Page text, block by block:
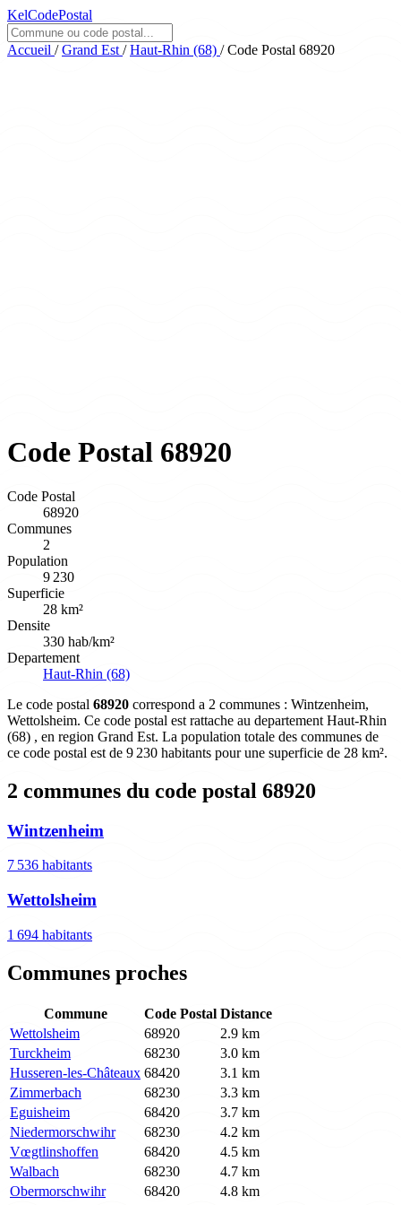
KelCodePostal
Accueil / Grand Est / Haut-Rhin (68) / Code Postal 68920
Code Postal 68920
Code Postal
68920
Communes
2
Population
9 230
Superficie
28 km²
Densite
330 hab/km²
Departement
Haut-Rhin (68)
Le code postal 68920 correspond a 2 communes : Wintzenheim,
Wettolsheim. Ce code postal est rattache au departement Haut-Rhin
(68) , en region Grand Est. La population totale des communes de
ce code postal est de 9 230 habitants pour une superficie de 28 km².
2 communes du code postal 68920
Wintzenheim
7 536 habitants
Wettolsheim
1 694 habitants
Communes proches
Commune Code Postal Distance
Wettolsheim
68920
2.9 km
Turckheim
68230
3.0 km
Husseren-les-Châteaux 68420
3.1 km
Zimmerbach
68230
3.3 km
Eguisheim
68420
3.7 km
Niedermorschwihr
68230
4.2 km
Vœgtlinshoffen
68420
4.5 km
Walbach
68230
4.7 km
Obermorschwihr
68420
4.8 km